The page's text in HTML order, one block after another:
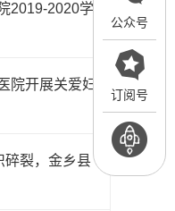
公众号
订阅号
2019-2020学
院开展关爱妇
碎裂，金乡县